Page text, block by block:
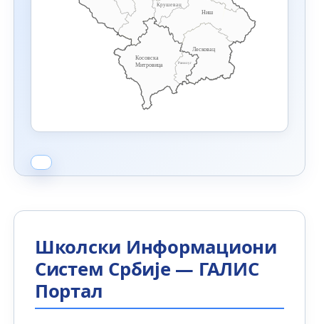
Крушевац
Ниш
Косовска
Митровица
Ранилуг
Лесковац
Школски Информациони
Систем Србије — ГАЛИС
Портал